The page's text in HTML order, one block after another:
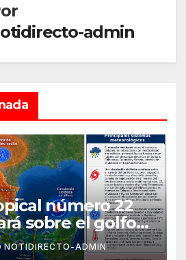
admin
número 22
sobre el golfo
y el sur del
NOTIDIRECTO-ADMIN